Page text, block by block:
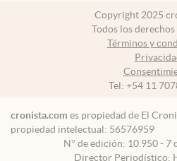
Copyright 2025
Todos los
Términos y
Tel: +54 11
cronista.com es propiedad de El
propiedad intelectual: 56576959
N° de edición: 10.950 - 7
Director Periodístico: